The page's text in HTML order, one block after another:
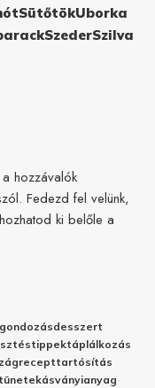
SütőtökUborka
SzederSzilva
hozzávalók
Fedezd fel velünk,
ki belőle a
gondozásdesszert
tippektáplálkozás
recepttartósítás
tünetekásványianyag